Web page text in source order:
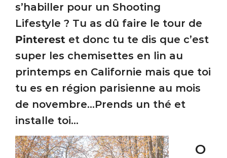
s’habiller pour un Shooting
Lifestyle ? Tu as dû faire le tour de
Pinterest et donc tu te dis que c’est
super les chemisettes en lin au
printemps en Californie mais que toi
tu es en région parisienne au mois
de novembre…Prends un thé et
installe toi…
O